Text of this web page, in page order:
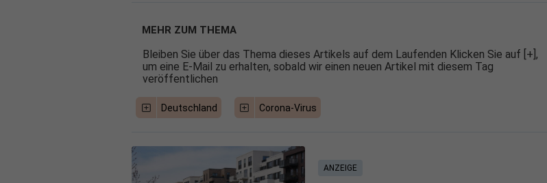
MEHR ZUM THEMA
Bleiben Sie über das Thema dieses Artikels auf dem Laufenden Klicken Sie auf [+],
um eine E-Mail zu erhalten, sobald wir einen neuen Artikel mit diesem Tag
veröffentlichen
Deutschland Corona-Virus
ANZEIGE